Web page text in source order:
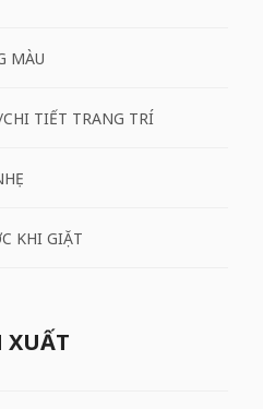
MÀU
TIẾT TRANG TRÍ
KHI GIẶT
XUẤT